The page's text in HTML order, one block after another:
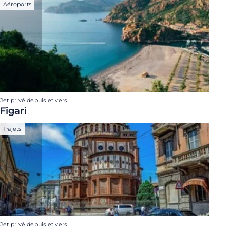
Aéroports
Jet privé depuis et vers
Figari
Trajets
Jet privé depuis et vers